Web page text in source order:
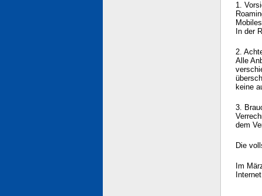
1.
In der
2.
Alle
keine
3.
dem
Die
Im